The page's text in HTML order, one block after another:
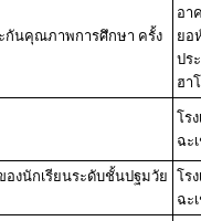
กันคุณภาพการศึกษา ครั้ง
อา
ยอ
ปร
ฮา
โร
ฉะ
องนักเรียนระดับชั้นปฐมวัย โร
ฉะ